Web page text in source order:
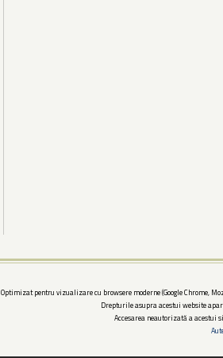
Optimizat pentru vizualizare cu browsere moderne (Google Chrome,
Drepturile asupra acestui website
Accesarea neautorizată a acestui